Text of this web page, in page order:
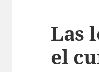
Las
el